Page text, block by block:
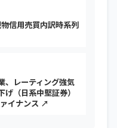
信用売買内訳時系列
、レーティング強気
（日系中堅証券）
イナンス ↗